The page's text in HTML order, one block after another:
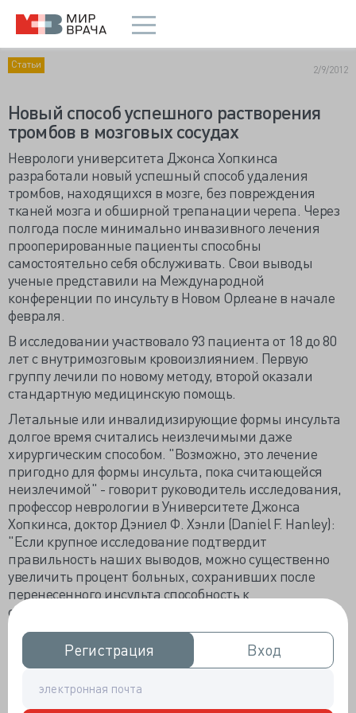
Регистрация
Регистрация Вход
Вход
Статьи 2/9/2012
Новый способ успешного растворения
тромбов в мозговых сосудах
Неврологи университета Джонса Хопкинса
разработали новый успешный способ удаления
тромбов, находящихся в мозге, без повреждения
тканей мозга и обширной трепанации черепа. Через
полгода после минимально инвазивного лечения
прооперированные пациенты способны
самостоятельно себя обслуживать. Свои выводы
ученые представили на Международной
конференции по инсульту в Новом Орлеане в начале
февраля.
В исследовании участвовало 93 пациента от 18 до 80
лет с внутримозговым кровоизлиянием. Первую
группу лечили по новому методу, второй оказали
стандартную медицинскую помощь.
Летальные или инвалидизирующие формы инсульта
долгое время считались неизлечимыми даже
хирургическим способом. "Возможно, это лечение
пригодно для формы инсульта, пока считающейся
неизлечимой" - говорит руководитель исследования,
профессор неврологии в Университете Джонса
Хопкинса, доктор Дэниел Ф. Хэнли (Daniel F. Hanley):
"Если крупное исследование подтвердит
правильность наших выводов, можно существенно
увеличить процент больных, сохранивших после
перенесенного инсульта способность к
самообслуживанию ".
Внутримозговое кровоизлияние, зачастую,
обусловлено неконтролируемо высоким
артериальным давлением. Сгусток повышает
давление и вымывает воспалительные химические
вещества, вызывающие необратимые повреждения